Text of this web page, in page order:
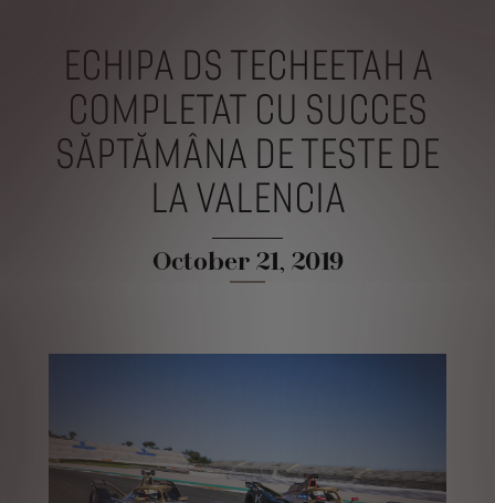
ECHIPA DS TECHEETAH A
COMPLETAT CU SUCCES
SĂPTĂMÂNA DE TESTE DE
LA VALENCIA
October 21, 2019